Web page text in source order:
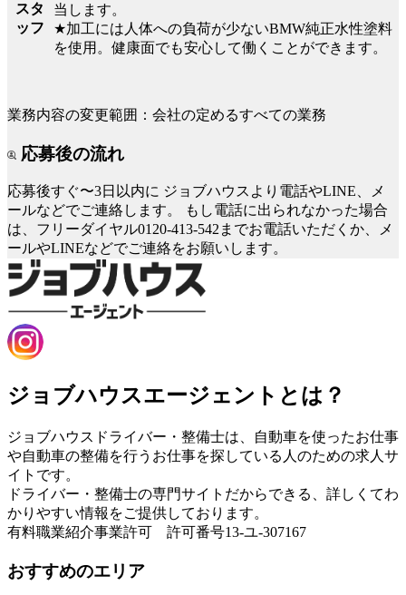
スタ
ッフ
当します。
★加工には人体への負荷が少ないBMW純正水性塗料
を使用。健康面でも安心して働くことができます。
業務内容の変更範囲：会社の定めるすべての業務
応募後の流れ
応募後すぐ〜3日以内に ジョブハウスより電話やLINE、メ
ールなどでご連絡します。
もし電話に出られなかった場合
は、フリーダイヤル0120-413-542までお電話いただくか、メ
ールやLINEなどでご連絡をお願いします。
ジョブハウスエージェントとは？
ジョブハウスドライバー・整備士は、自動車を使ったお仕事
や自動車の整備を行うお仕事を探している人のための求人サ
イトです。
ドライバー・整備士の専門サイトだからできる、詳しくてわ
かりやすい情報をご提供しております。
有料職業紹介事業許可 許可番号13-ユ-307167
おすすめのエリア